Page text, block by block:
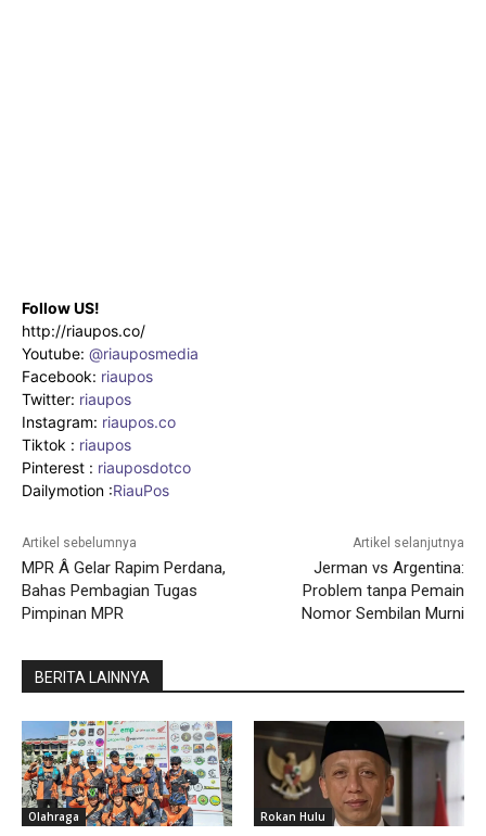
Follow US!
http://riaupos.co/
Youtube: @riauposmedia
Facebook: riaupos
Twitter: riaupos
Instagram: riaupos.co
Tiktok : riaupos
Pinterest : riauposdotco
Dailymotion :RiauPos
Artikel sebelumnya
MPR Â Gelar Rapim Perdana,
Bahas Pembagian Tugas
Pimpinan MPR
Artikel selanjutnya
Jerman vs Argentina:
Problem tanpa Pemain
Nomor Sembilan Murni
BERITA LAINNYA
Olahraga Rokan Hulu